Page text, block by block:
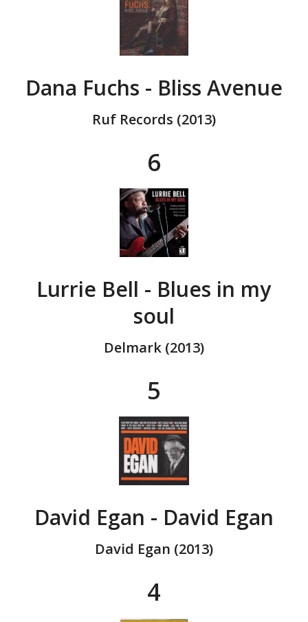
Dana Fuchs - Bliss Avenue
Ruf Records (2013)
6
Lurrie Bell - Blues in my
soul
Delmark (2013)
5
David Egan - David Egan
David Egan (2013)
4